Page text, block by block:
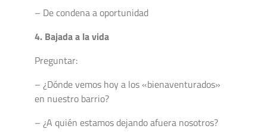
– De condena a oportunidad
4. Bajada a la vida
Preguntar:
– ¿Dónde vemos hoy a los «bienaventurados»
en nuestro barrio?
– ¿A quién estamos dejando afuera nosotros?